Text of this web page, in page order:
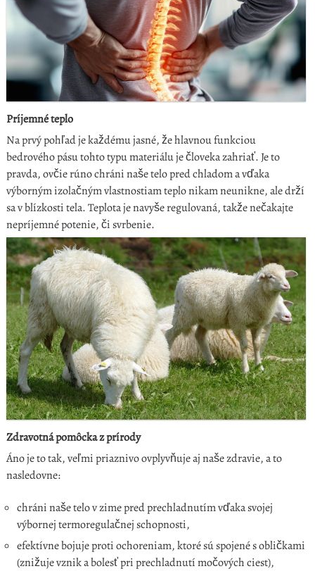
Príjemné teplo
Na prvý pohľad je každému jasné, že hlavnou funkciou
bedrového pásu tohto typu materiálu je človeka zahriať. Je to
pravda, ovčie rúno chráni naše telo pred chladom a vďaka
výborným izolačným vlastnostiam teplo nikam neunikne, ale drží
sa v blízkosti tela. Teplota je navyše regulovaná, takže nečakajte
nepríjemné potenie, či svrbenie.
Zdravotná pomôcka z prírody
Áno je to tak, veľmi priaznivo ovplyvňuje aj naše zdravie, a to
nasledovne:
chráni naše telo v zime pred prechladnutím vďaka svojej
výbornej termoregulačnej schopnosti,
efektívne bojuje proti ochoreniam, ktoré sú spojené s obličkami
(znižuje vznik a bolesť pri prechladnutí močových ciest),